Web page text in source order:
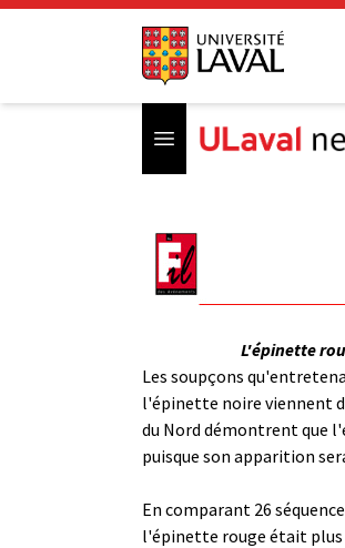
Open menu
L'épinette
Les soupçons
l'épinette noire viennent
du Nord démontrent que
puisque son apparition
En comparant 26
l'épinette rouge était plus